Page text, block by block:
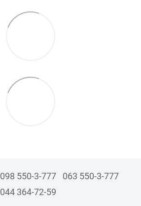
098 550-3-777
063 550-3-777
044 364-72-59